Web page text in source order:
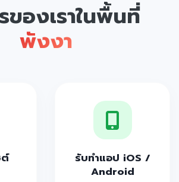
ของเราในพื้นที่
พังงา
ต์
รับทำแอป iOS /
Android